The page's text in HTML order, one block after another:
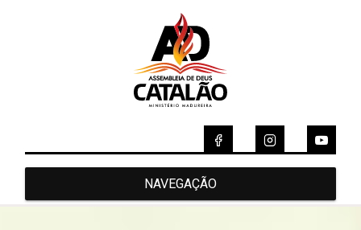
NAVEGAÇÃO